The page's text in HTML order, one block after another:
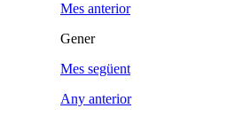
Mes anterior
Gener
Mes següent
Any anterior